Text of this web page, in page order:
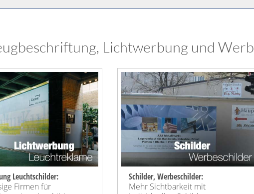
Lichtwerbung und
Leuchtschilder:
Firmen für
Schilder, Werbeschilder:
Mehr Sichtbarkeit mit